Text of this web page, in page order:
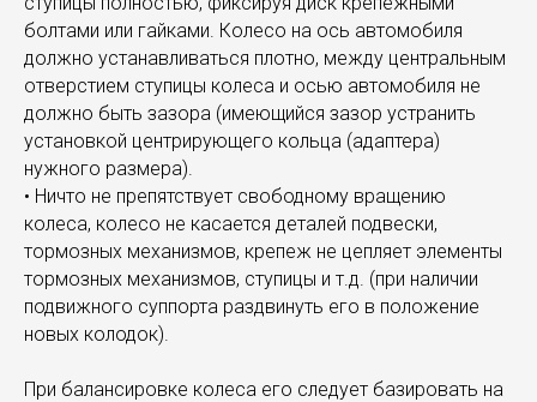
болтами или гайками. Колесо на ось автомобиля
должно устанавливаться плотно, между центральным
отверстием ступицы колеса и осью автомобиля не
должно быть зазора (имеющийся зазор устранить
установкой центрирующего кольца (адаптера)
нужного размера).
• Ничто не препятствует свободному вращению
колеса, колесо не касается деталей подвески,
тормозных механизмов, крепеж не цепляет элементы
тормозных механизмов, ступицы и т.д. (при наличии
подвижного суппорта раздвинуть его в положение
новых колодок).
При балансировке колеса его следует базировать на